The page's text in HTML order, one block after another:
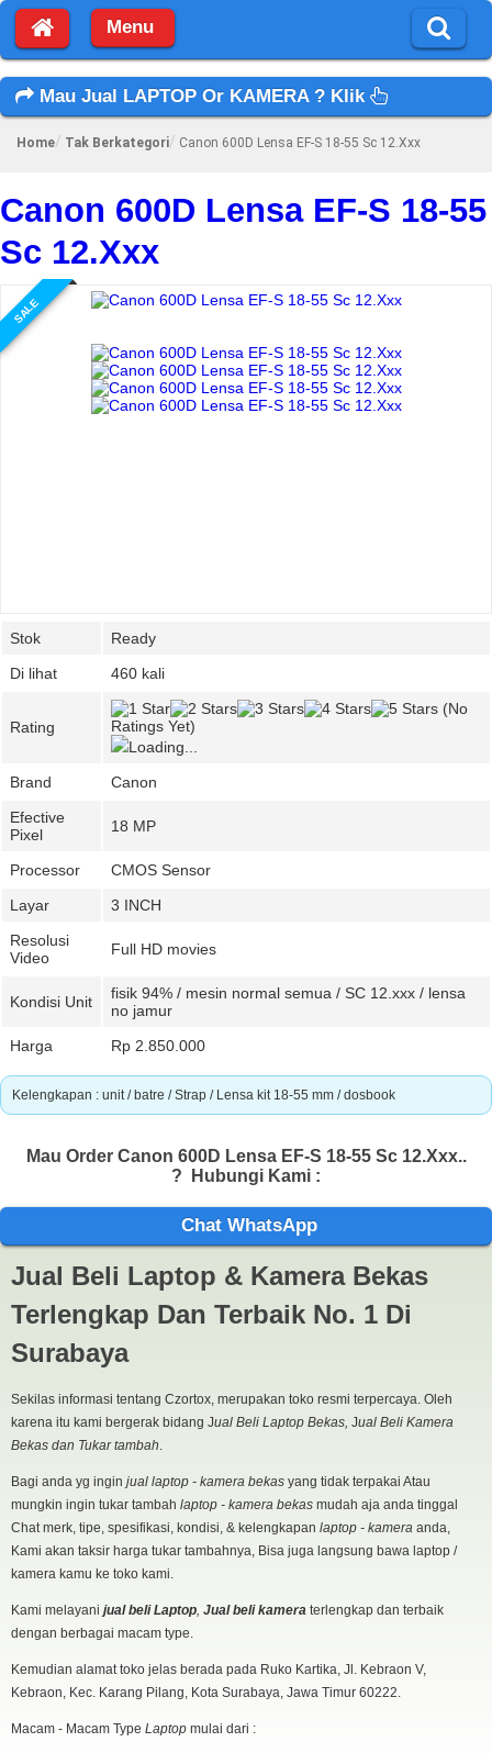
Menu
Mau Jual LAPTOP Or KAMERA ? Klik
Home Tak Berkategori Canon 600D Lensa EF-S 18-55 Sc 12.Xxx
Canon 600D Lensa EF-S 18-55
Sc 12.Xxx
SALE
Stok
Ready
Di lihat
460 kali
Rating
(No
Ratings Yet)
Loading...
Brand
Canon
Efective
Pixel
18 MP
Processor
CMOS Sensor
Layar
3 INCH
Resolusi
Video
Full HD movies
Kondisi Unit
fisik 94% / mesin normal semua / SC 12.xxx / lensa
no jamur
Harga
Rp 2.850.000
Kelengkapan : unit / batre / Strap / Lensa kit 18-55 mm / dosbook
Mau Order Canon 600D Lensa EF-S 18-55 Sc 12.Xxx..
?
Hubungi Kami :
Chat WhatsApp
Canon 600D Lensa EF-S 18-55 Sc 12.Xxx
Spek :
18 MP APS-C CMOS sensor
Advanced creative features
Vari-angle 7.7cm (3.0”) 3:2 ratio LCD
DIGIC 4
ISO 100-6400, H:12800
9-point cross type AF System
Jual Beli Laptop & Kamera Bekas
Terlengkap Dan Terbaik No. 1 Di
Surabaya
Sekilas informasi tentang Czortox, merupakan toko resmi terpercaya. Oleh
karena itu kami bergerak bidang Jual Beli Laptop Bekas, Jual Beli Kamera
Bekas dan Tukar tambah
Bagi anda yg ingin jual laptop - kamera bekas yang tidak terpakai Atau
mungkin ingin tukar tambah laptop - kamera bekas mudah aja anda tinggal
Chat merk, tipe, spesifikasi, kondisi, & kelengkapan laptop - kamera anda,
Kami akan taksir harga tukar tambahnya, Bisa juga langsung bawa laptop /
kamera kamu ke toko kami.
Kami melayani jual beli Laptop Jual beli kamera terlengkap dan terbaik
dengan berbagai macam type.
Kemudian alamat toko jelas berada pada Ruko Kartika, Jl. Kebraon V,
Kebraon, Kec. Karang Pilang, Kota Surabaya, Jawa Timur 60222.
Macam - Macam Type Laptop mulai dari :